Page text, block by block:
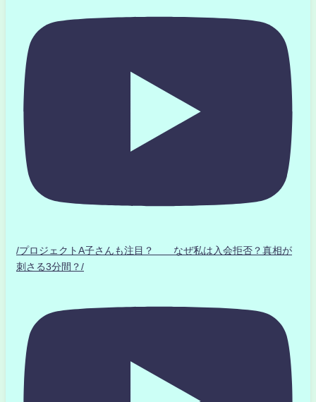
/プロジェクトA子さんも注目？ なぜ私は入会拒否？真相が
刺さる3分間？/